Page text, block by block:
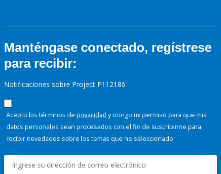
Manténgase conectado, regístrese
para recibir:
Notificaciones sobre Project P112186
Acepto los términos de privacidad y otorgo mi permiso para que mis
datos personales sean procesados con el fin de suscribirme para
recibir novedades sobre los temas que he seleccionado.